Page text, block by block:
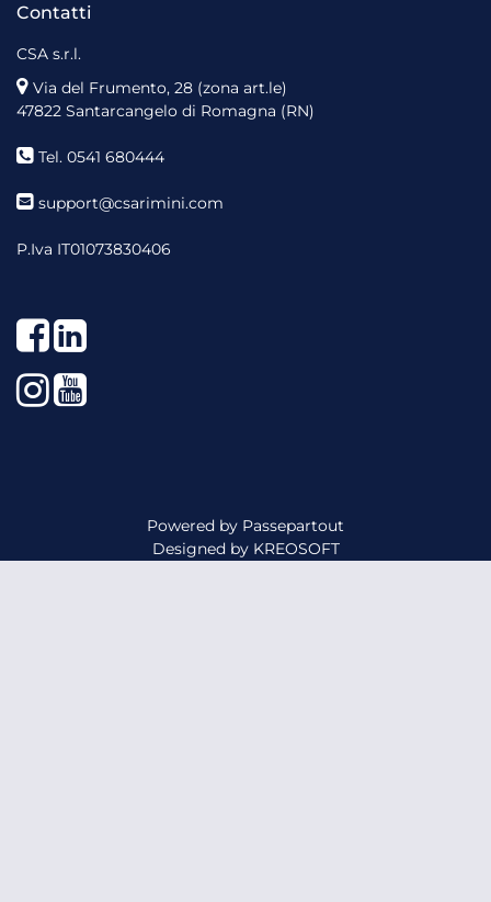
Contatti
CSA s.r.l.
Via del Frumento, 28 (zona art.le)
47822 Santarcangelo di Romagna (RN)
Tel. 0541 680444
support@csarimini.com
P.Iva IT01073830406
Facebook
LinkedIn
Instagram
YouTube
Powered by Passepartout
Designed by KREOSOFT